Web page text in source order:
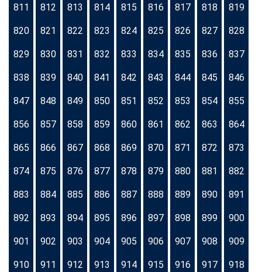
811 812 813 814 815 816 817 818 819
820 821 822 823 824 825 826 827 828
829 830 831 832 833 834 835 836 837
838 839 840 841 842 843 844 845 846
847 848 849 850 851 852 853 854 855
856 857 858 859 860 861 862 863 864
865 866 867 868 869 870 871 872 873
874 875 876 877 878 879 880 881 882
883 884 885 886 887 888 889 890 891
892 893 894 895 896 897 898 899 900
901 902 903 904 905 906 907 908 909
910 911 912 913 914 915 916 917 918